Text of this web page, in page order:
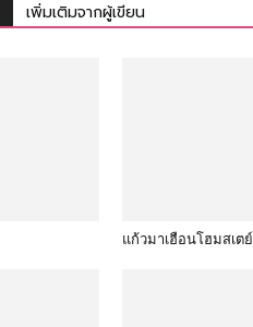
เพิ่มเติมจากผู้เขียน
แก้วมาเฮือนโฮมสเตย์